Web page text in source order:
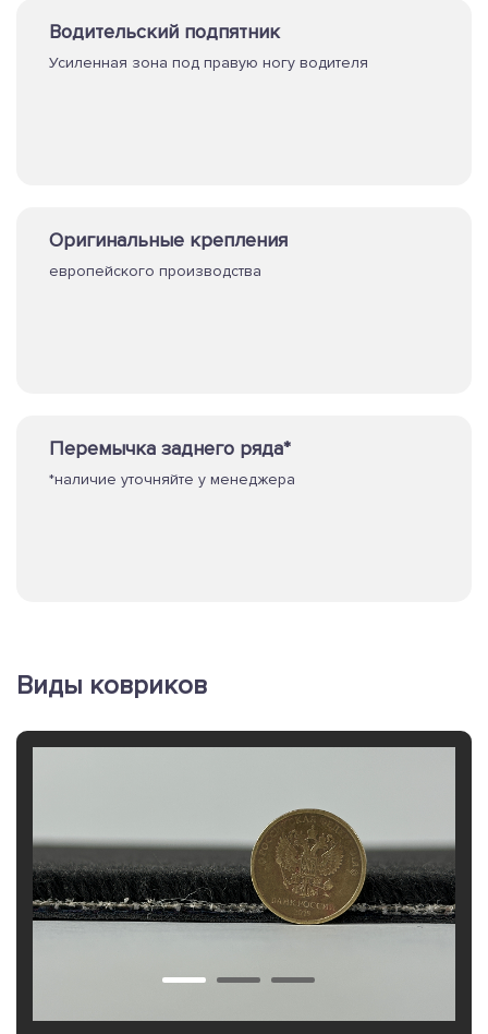
Водительский подпятник
Усиленная зона под правую ногу водителя
Оригинальные крепления
европейского производства
Перемычка заднего ряда*
*наличие уточняйте у менеджера
Виды ковриков